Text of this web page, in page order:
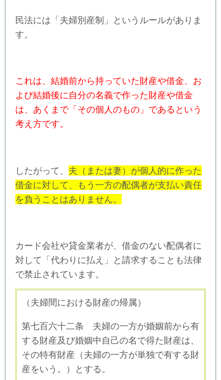
民法には「夫婦別産制」というルールがありま
す。
これは、結婚前から持っていた財産や借金、お
よび結婚後に自分の名義で作った財産や借金
は、あくまで「その個人のもの」であるという
考え方です。
したがって、 夫（または妻）が個人的に作った
借金に対して、もう一方の配偶者が支払い責任
を負うことはありません。
カード会社や貸金業者が、借金のない配偶者に
対して「代わりに払え」と請求することも法律
で禁止されています。
（夫婦間における財産の帰属）
第七百六十二条 夫婦の一方が婚姻前から有
する財産及び婚姻中自己の名で得た財産は、
その特有財産（夫婦の一方が単独で有する財
産をいう。）とする。